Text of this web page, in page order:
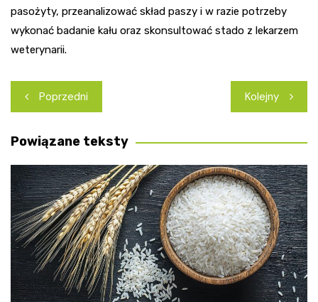
pasożyty, przeanalizować skład paszy i w razie potrzeby
wykonać badanie kału oraz skonsultować stado z lekarzem
weterynarii.
Nawigacja
wpisu
Poprzedni Kolejny
Powiązane teksty